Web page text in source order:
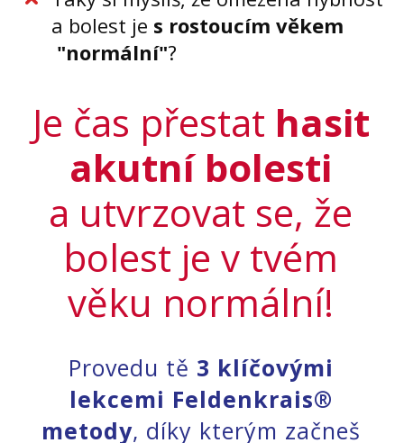
a bolest je s rostoucím věkem
"normální"?
Je čas přestat hasit
akutní bolesti
a utvrzovat se, že
bolest je v tvém
věku normální!
Provedu tě 3 klíčovými
lekcemi Feldenkrais®
metody, díky kterým začneš